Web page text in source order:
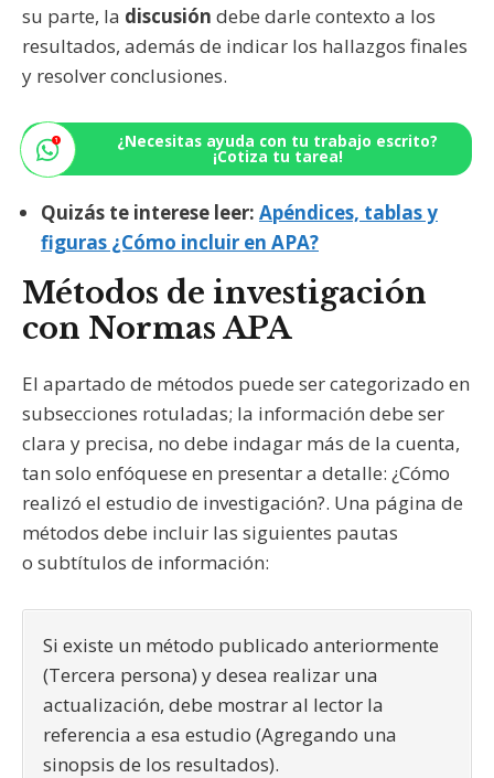
su parte, la discusión debe darle contexto a los
resultados, además de indicar los hallazgos finales
y resolver conclusiones.
¿Necesitas ayuda con tu trabajo escrito?
¡Cotiza tu tarea!
Quizás te interese leer: Apéndices, tablas y
figuras ¿Cómo incluir en APA?
Métodos de investigación
con Normas APA
El apartado de métodos puede ser categorizado en
subsecciones rotuladas; la información debe ser
clara y precisa, no debe indagar más de la cuenta,
tan solo enfóquese en presentar a detalle: ¿Cómo
realizó el estudio de investigación?. Una página de
métodos debe incluir las siguientes pautas
o subtítulos de información:
Si existe un método publicado anteriormente
(Tercera persona) y desea realizar una
actualización, debe mostrar al lector la
referencia a esa estudio (Agregando una
sinopsis de los resultados).